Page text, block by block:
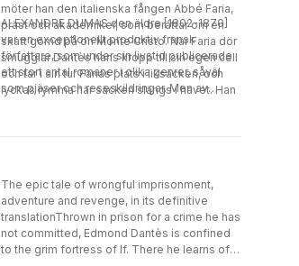
möter han den italienska fången Abbé Faria,
präst och akademiker, som berättar om en
skatt gömd på ön Monte Cristo. När Faria dör
smugglar Dantès hans kropp till sin egen cell
och tar i sin tur Farias plats i liksäcken, och
lyckas rymma när säcken slängs i havet. Han
på Monte Cristo. Alexandre Dumas klassiska
översättning och bearbetning av Jakob
Gunnarsson.
ALEXANDRE DUMAS den äldre [1802-1870]
var en exceptionellt produktiv fransk
författare, som under sin livstid publicerade
ett stort antal romaner i olika genrer, såväl
som pjäser och reseskildringar. Men av
Greven av Monte Cristo och De tre
The epic tale of wrongful imprisonment,
adventure and revenge, in its definitive
translationThrown in prison for a crime he has
not committed, Edmond Dantès is confined
to the grim fortress of If. There he learns of a